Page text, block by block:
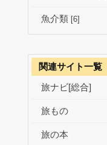
魚介類 [6]
関連サイト一覧
旅ナビ[総合]
旅もの
旅の本